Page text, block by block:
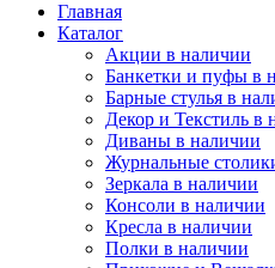
Главная
Каталог
Акции в наличии
Банкетки и пуфы в
Барные стулья в
Декор и Текстиль в
Диваны в наличии
Журнальные
Зеркала в наличии
Консоли в наличии
Кресла в наличии
Полки в наличии